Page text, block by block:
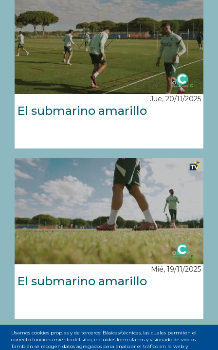
Jue, 20/11/2025
El submarino amarillo
Mié, 19/11/2025
El submarino amarillo
Paginación
Primera
« Primero Página
‹‹ Page
1 Page
2 Page
3 Page
4 Página
5 Page
6 Page
7 Page
8
Usamos cookies propias y de terceros: Básicas/técnicas, las cuales permiten el
correcto funcionamiento del sitio, incluidos formularios y visionado de vídeos.
También se recogen datos agregados para analizar el tráfico en la web y